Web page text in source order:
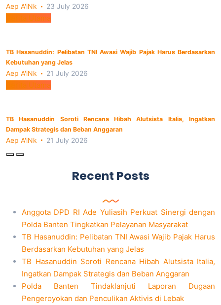
Aep A'iNk 23 July 2026
Berita Utama
TB Hasanuddin: Pelibatan TNI Awasi Wajib Pajak Harus Berdasarkan
Kebutuhan yang Jelas
Aep A'iNk 21 July 2026
Berita Utama
TB Hasanuddin Soroti Rencana Hibah Alutsista Italia, Ingatkan
Dampak Strategis dan Beban Anggaran
Aep A'iNk 21 July 2026
Recent Posts
Anggota DPD RI Ade Yuliasih Perkuat Sinergi dengan
Polda Banten Tingkatkan Pelayanan Masyarakat
TB Hasanuddin: Pelibatan TNI Awasi Wajib Pajak Harus
Berdasarkan Kebutuhan yang Jelas
TB Hasanuddin Soroti Rencana Hibah Alutsista Italia,
Ingatkan Dampak Strategis dan Beban Anggaran
Polda Banten Tindaklanjuti Laporan Dugaan
Pengeroyokan dan Penculikan Aktivis di Lebak